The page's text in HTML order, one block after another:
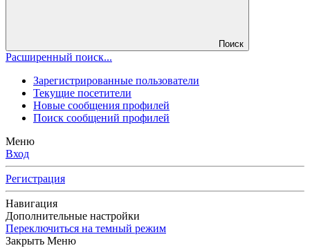
Поиск
Расширенный поиск...
Зарегистрированные пользователи
Текущие посетители
Новые сообщения профилей
Поиск сообщений профилей
Меню
Вход
Регистрация
Навигация
Дополнительные настройки
Переключиться на темный режим
Закрыть Меню